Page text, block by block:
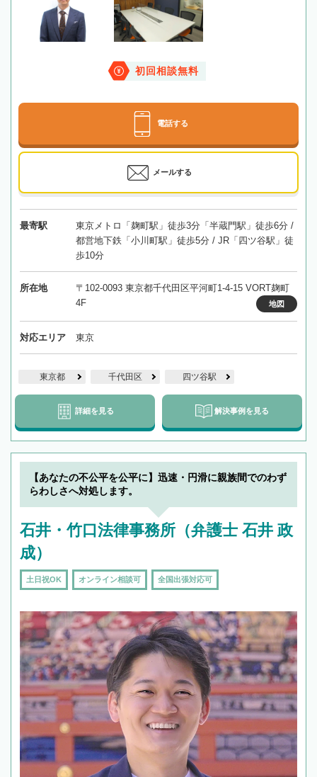
初回相談無料
電話する
メールする
最寄駅
東京メトロ「麹町駅」徒歩3分「半蔵門駅」徒歩6分 /
都営地下鉄「小川町駅」徒歩5分 / JR「四ツ谷駅」徒
歩10分
所在地
〒102-0093 東京都千代田区平河町1-4-15 VORT麹町
4F
地図
対応エリア 東京
東京都 千代田区 四ツ谷駅
詳細を見る 解決事例を見る
【あなたの不公平を公平に】迅速・円滑に親族間でのわず
らわしさへ対処します。
石井・竹口法律事務所（弁護士 石井 政
成）
土日祝OK オンライン相談可 全国出張対応可